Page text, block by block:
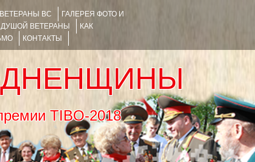
ВС
ГАЛЕРЕЯ ФОТО И
ВЕТЕРАНЫ
КАК
КОНТАКТЫ
премии TIBO-2018